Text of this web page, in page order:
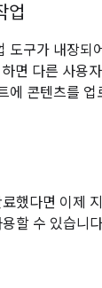
업
도구가 내장
하면 다른 사
에 콘텐츠를
료했다면 이제
할 수 있습니